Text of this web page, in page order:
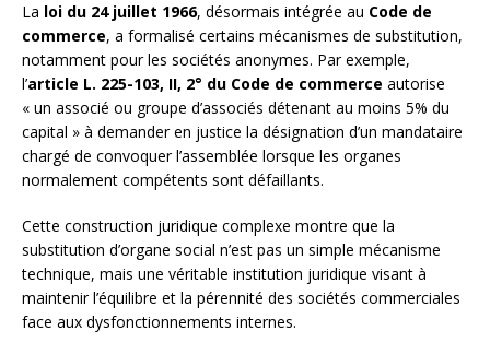
La loi du 24 juillet 1966, désormais intégrée au Code de
commerce, a formalisé certains mécanismes de substitution,
notamment pour les sociétés anonymes. Par exemple,
l’article L. 225-103, II, 2° du Code de commerce autorise
« un associé ou groupe d’associés détenant au moins 5% du
capital » à demander en justice la désignation d’un mandataire
chargé de convoquer l’assemblée lorsque les organes
normalement compétents sont défaillants.
Cette construction juridique complexe montre que la
substitution d’organe social n’est pas un simple mécanisme
technique, mais une véritable institution juridique visant à
maintenir l’équilibre et la pérennité des sociétés commerciales
face aux dysfonctionnements internes.